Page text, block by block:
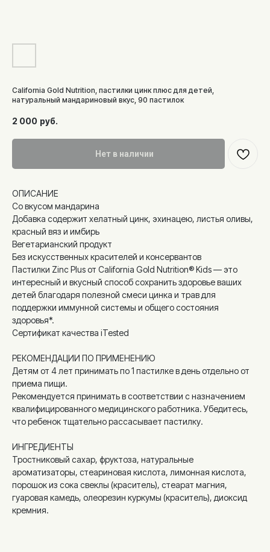
California Gold Nutrition, пастилки цинк плюс для детей,
натуральный мандариновый вкус, 90 пастилок
2 000 руб.
Нет в наличии
ОПИСАНИЕ
Со вкусом мандарина
Добавка содержит хелатный цинк, эхинацею, листья оливы,
красный вяз и имбирь
Вегетарианский продукт
Без искусственных красителей и консервантов
Пастилки Zinc Plus от California Gold Nutrition® Kids — это
интересный и вкусный способ сохранить здоровье ваших
детей благодаря полезной смеси цинка и трав для
поддержки иммунной системы и общего состояния
здоровья*.
Сертификат качества iTested
РЕКОМЕНДАЦИИ ПО ПРИМЕНЕНИЮ
Детям от 4 лет принимать по 1 пастилке в день отдельно от
приема пищи.
Рекомендуется принимать в соответствии с назначением
квалифицированного медицинского работника. Убедитесь,
что ребенок тщательно рассасывает пастилку.
ИНГРЕДИЕНТЫ
Тростниковый сахар, фруктоза, натуральные
ароматизаторы, стеариновая кислота, лимонная кислота,
порошок из сока свеклы (краситель), стеарат магния,
гуаровая камедь, олеорезин куркумы (краситель), диоксид
кремния.